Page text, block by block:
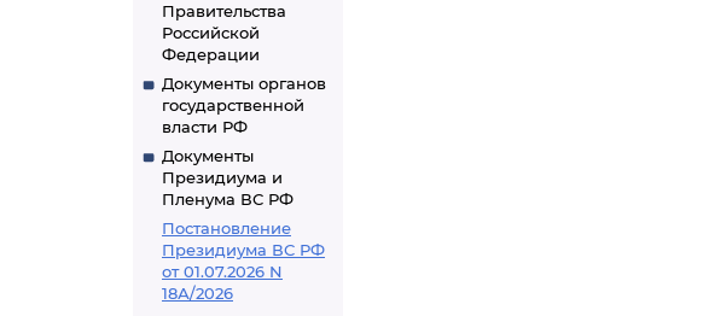
Правительства
Российской
Федерации
Документы органов
государственной
власти РФ
Документы
Президиума и
Пленума ВС РФ
Постановление
Президиума ВС РФ
от 01.07.2026 N
18А/2026